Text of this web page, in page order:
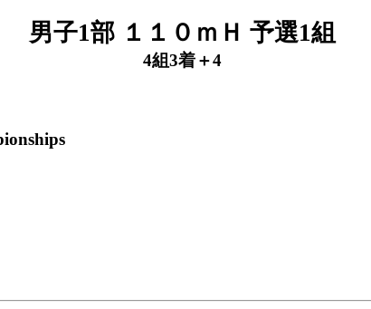
男子1部 １１０ｍＨ 予選1組
4組3着＋4